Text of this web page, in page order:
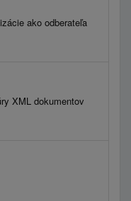
ako odberateľa
XML dokumentov